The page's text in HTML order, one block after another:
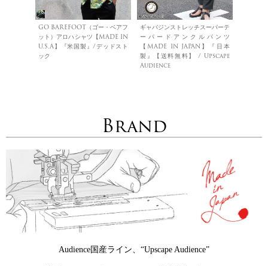
GO BAREFOOT（ゴー・ベアフ
ット）アロハシャツ【MADE IN
U.S.A】『米国製』/デッドスト
ック
ギャバジンストレッチスーパーテ
ーパードアンクルパンツ
【MADE IN JAPAN】『日本
製』【送料無料】 / Upscape
Audience
Brand
Audience国産ライン、“Upscape Audience”